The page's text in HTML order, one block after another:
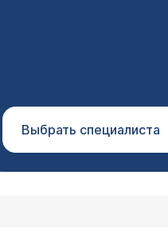
Выбрать специалиста